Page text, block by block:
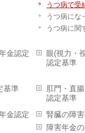
うつ病で受
うつ病にな
うつ病に関
金認定
眼(視力・
認定基準
基準
肛門・直
認定基準
金認定
腎臓の障
障害年金